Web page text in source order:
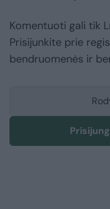
Komentuoti gali tik
Prisijunkite prie
bendruomenės ir